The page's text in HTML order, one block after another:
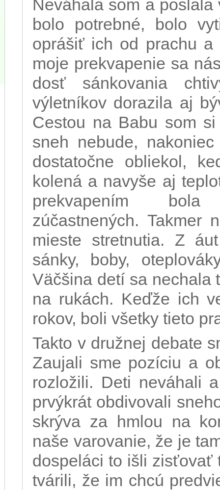
Neváhala som a
bolo potrebné, bolo
oprášiť ich od prachu
moje prekvapenie sa
dosť sánkovania
výletníkov dorazila aj
Cestou na Babu som
sneh nebude,
dostatočne obliekol,
kolená a navyše aj
prekvapením bola
zúčastnených. Takmer
mieste stretnutia. Z
sánky, boby,
Väčšina detí sa nechala
na rukách. Keďže ich
rokov, boli všetky tieto
Takto v družnej debate
Zaujali sme pozíciu a
rozložili. Deti neváhali
prvýkrát obdivovali
skrýva za hmlou na
naše varovanie, že je
dospeláci to išli zisťovať
tvárili, že im chcú